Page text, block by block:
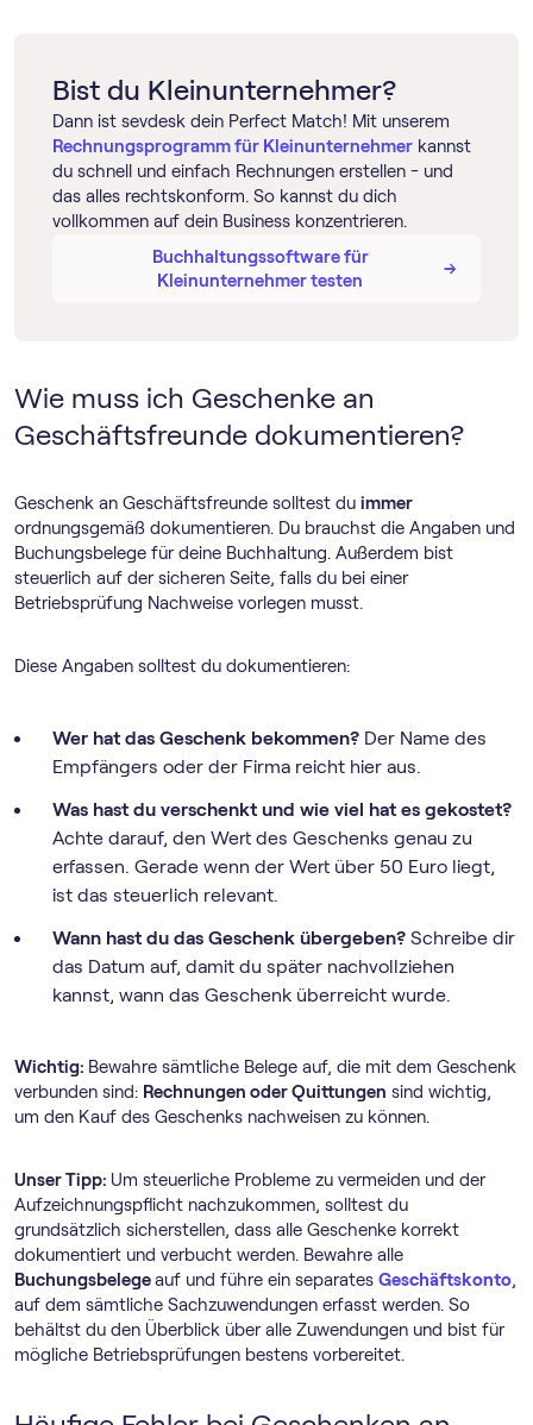
Bist du Kleinunternehmer?
Dann ist sevdesk dein Perfect Match! Mit unserem
Rechnungs­programm für Kleinunternehmer kannst
du schnell und einfach Rechnungen erstellen - und
das alles rechtskonform. So kannst du dich
vollkommen auf dein Business konzentrieren.
Buch­haltungs­software für
Kleinunternehmer testen
→
Wie muss ich Geschenke an
Geschäftsfreunde dokumentieren?
Geschenk an Geschäftsfreunde solltest du immer
ordnungsgemäß dokumentieren. Du brauchst die Angaben und
Buchungsbelege für deine Buchhaltung. Außerdem bist
steuerlich auf der sicheren Seite, falls du bei einer
Betriebsprüfung Nachweise vorlegen musst.
Diese Angaben solltest du dokumentieren:
Wer hat das Geschenk bekommen? Der Name des
Empfängers oder der Firma reicht hier aus.
Was hast du verschenkt und wie viel hat es gekostet?
Achte darauf, den Wert des Geschenks genau zu
erfassen. Gerade wenn der Wert über 50 Euro liegt,
ist das steuerlich relevant.
Wann hast du das Geschenk übergeben? Schreibe dir
das Datum auf, damit du später nachvollziehen
kannst, wann das Geschenk überreicht wurde.
Wichtig: Bewahre sämtliche Belege auf, die mit dem Geschenk
verbunden sind: Rechnungen oder Quittungen sind wichtig,
um den Kauf des Geschenks nachweisen zu können.
Unser Tipp: Um steuerliche Probleme zu vermeiden und der
Aufzeichnungspflicht nachzukommen, solltest du
grundsätzlich sicherstellen, dass alle Geschenke korrekt
dokumentiert und verbucht werden. Bewahre alle
Buchungsbelegeauf und führe ein separates Geschäftskonto,
auf dem sämtliche Sachzuwendungen erfasst werden. So
behältst du den Überblick über alle Zuwendungen und bist für
mögliche Betriebsprüfungen bestens vorbereitet.